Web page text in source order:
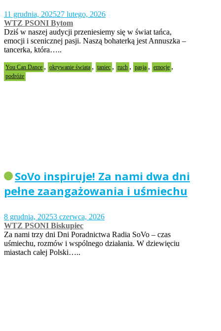
11 grudnia, 202527 lutego, 2026
WTZ PSONI Bytom
Dziś w naszej audycji przeniesiemy się w świat tańca,
emocji i scenicznej pasji. Naszą bohaterką jest Annuszka –
tancerka, która…..
You Can Dance , okrywanie świata , taniec , ruch , pasja , emocje ,
podróże
SoVo inspiruje! Za nami dwa dni
pełne zaangażowania i uśmiechu
8 grudnia, 20253 czerwca, 2026
WTZ PSONI Biskupiec
Za nami trzy dni Dni Poradnictwa Radia SoVo – czas
uśmiechu, rozmów i wspólnego działania. W dziewięciu
miastach całej Polski…..